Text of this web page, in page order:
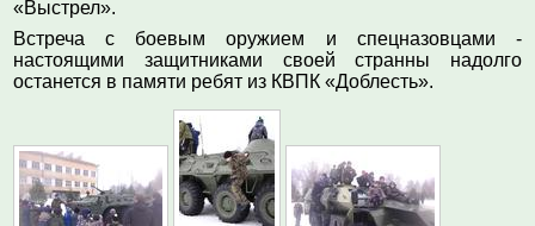
«Выстрел».
Встреча с боевым оружием и спецназовцами -
настоящими защитниками своей странны надолго
останется в памяти ребят из КВПК «Доблесть».